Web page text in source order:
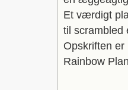
Et værdigt
til
Opskriften er
Rainbow